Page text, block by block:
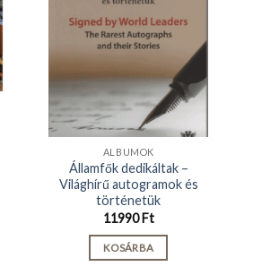
ALBUMOK
Államfők dedikáltak –
Világhírű autogramok és
történetük
11990Ft
KOSÁRBA